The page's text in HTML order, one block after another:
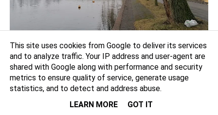
This site uses cookies from Google to deliver its services
and to analyze traffic. Your IP address and user-agent are
shared with Google along with performance and security
metrics to ensure quality of service, generate usage
statistics, and to detect and address abuse.
LEARN MORE
GOT IT